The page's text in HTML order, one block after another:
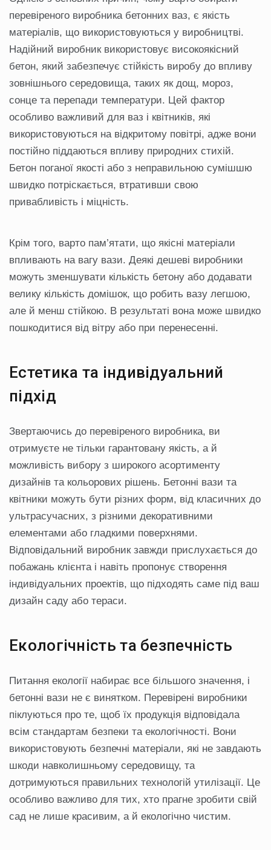
перевіреного виробника бетонних ваз, є якість
матеріалів, що використовуються у виробництві.
Надійний виробник використовує високоякісний
бетон, який забезпечує стійкість виробу до впливу
зовнішнього середовища, таких як дощ, мороз,
сонце та перепади температури. Цей фактор
особливо важливий для ваз і квітників, які
використовуються на відкритому повітрі, адже вони
постійно піддаються впливу природних стихій.
Бетон поганої якості або з неправильною сумішшю
швидко потріскається, втративши свою
привабливість і міцність.
Крім того, варто пам’ятати, що якісні матеріали
впливають на вагу вази. Деякі дешеві виробники
можуть зменшувати кількість бетону або додавати
велику кількість домішок, що робить вазу легшою,
але й менш стійкою. В результаті вона може швидко
пошкодитися від вітру або при перенесенні.
Естетика та індивідуальний
підхід
Звертаючись до перевіреного виробника, ви
отримуєте не тільки гарантовану якість, а й
можливість вибору з широкого асортименту
дизайнів та кольорових рішень. Бетонні вази та
квітники можуть бути різних форм, від класичних до
ультрасучасних, з різними декоративними
елементами або гладкими поверхнями.
Відповідальний виробник завжди прислухається до
побажань клієнта і навіть пропонує створення
індивідуальних проектів, що підходять саме під ваш
дизайн саду або тераси.
Екологічність та безпечність
Питання екології набирає все більшого значення, і
бетонні вази не є винятком. Перевірені виробники
піклуються про те, щоб їх продукція відповідала
всім стандартам безпеки та екологічності. Вони
використовують безпечні матеріали, які не завдають
шкоди навколишньому середовищу, та
дотримуються правильних технологій утилізації. Це
особливо важливо для тих, хто прагне зробити свій
сад не лише красивим, а й екологічно чистим.